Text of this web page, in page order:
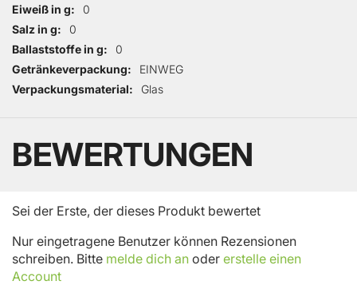
Eiweiß in g
0
Salz in g
0
Ballaststoffe in g
0
Getränkeverpackung
EINWEG
Verpackungsmaterial
Glas
BEWERTUNGEN
Sei der Erste, der dieses Produkt bewertet
Nur eingetragene Benutzer können Rezensionen
schreiben. Bitte melde dich an oder erstelle einen
Account